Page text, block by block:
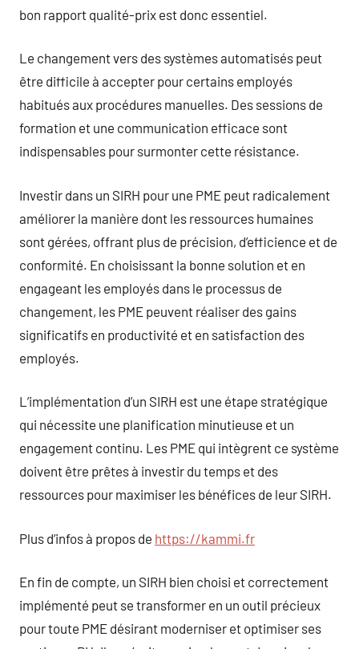
bon rapport qualité-prix est donc essentiel.
Le changement vers des systèmes automatisés peut
être difficile à accepter pour certains employés
habitués aux procédures manuelles. Des sessions de
formation et une communication efficace sont
indispensables pour surmonter cette résistance.
Investir dans un SIRH pour une PME peut radicalement
améliorer la manière dont les ressources humaines
sont gérées, offrant plus de précision, d’efficience et de
conformité. En choisissant la bonne solution et en
engageant les employés dans le processus de
changement, les PME peuvent réaliser des gains
significatifs en productivité et en satisfaction des
employés.
L’implémentation d’un SIRH est une étape stratégique
qui nécessite une planification minutieuse et un
engagement continu. Les PME qui intègrent ce système
doivent être prêtes à investir du temps et des
ressources pour maximiser les bénéfices de leur SIRH.
Plus d’infos à propos de https://kammi.fr
En fin de compte, un SIRH bien choisi et correctement
implémenté peut se transformer en un outil précieux
pour toute PME désirant moderniser et optimiser ses